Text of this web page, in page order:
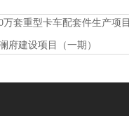
万套重型卡车配套件生产项目
府建设项目（一期）